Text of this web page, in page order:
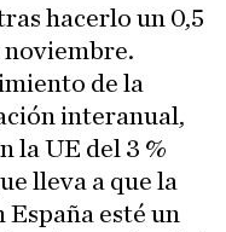
hacerlo un 0,5
noviembre.
de la
interanual,
la UE del 3 %
lleva a que la
esté un